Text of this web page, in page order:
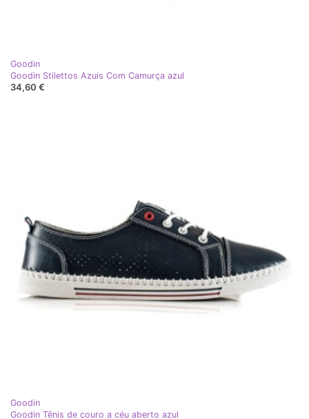
Goodin
Goodin Stilettos Azuis Com Camurça azul
34,60 €
Goodin
Goodin Tênis de couro a céu aberto azul